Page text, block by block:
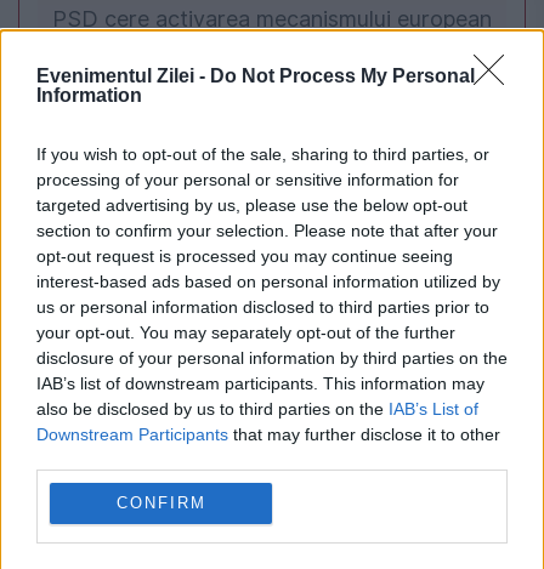
Evenimentul Zilei - Do Not Process My Personal
Information
If you wish to opt-out of the sale, sharing to third parties, or
processing of your personal or sensitive information for
targeted advertising by us, please use the below opt-out
section to confirm your selection. Please note that after your
opt-out request is processed you may continue seeing
interest-based ads based on personal information utilized by
us or personal information disclosed to third parties prior to
your opt-out. You may separately opt-out of the further
disclosure of your personal information by third parties on the
IAB’s list of downstream participants. This information may
also be disclosed by us to third parties on the IAB’s List of
Downstream Participants that may further disclose it to other
CONFIRM
PSD cere activarea mecanismului european
menținerea centralelor pe cărbune. Critici la
adresa lui Bolojan
INTERNATIONAL
Tensiuni între SUA și Europa. Washingtonul a
vândut euro în secret pentru a salva yenul